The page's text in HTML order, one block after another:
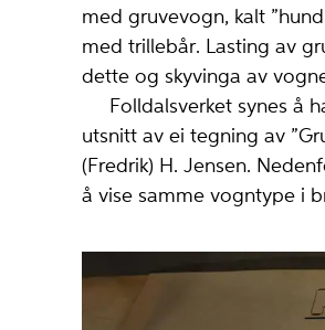
med gruvevogn, kalt
med trillebår. Lasting av
dette og skyvinga av
Folldalsverket synes å
utsnitt av ei tegning av
(Fredrik) H. Jensen.
å vise samme vogntype i